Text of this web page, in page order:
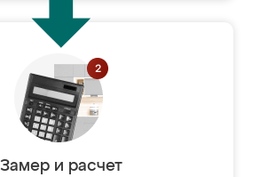
Замер и расчет